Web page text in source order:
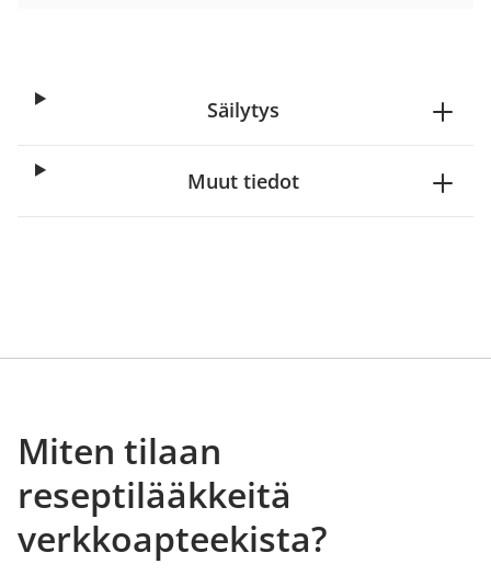
Säilytys
Muut tiedot
Miten tilaan
reseptilääkkeitä
verkkoapteekista?